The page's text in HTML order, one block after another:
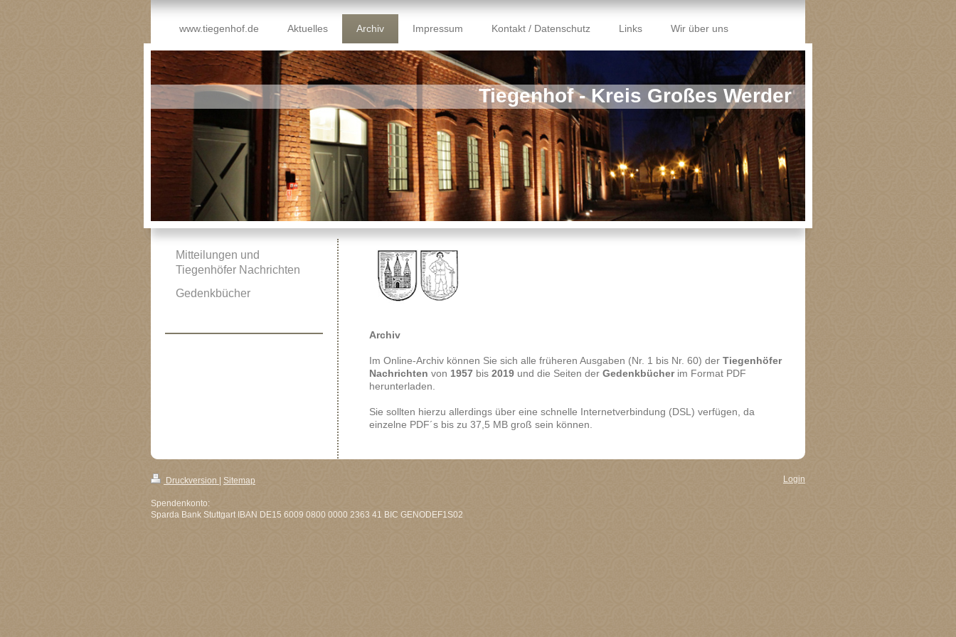
www.tiegenhof.de Aktuelles Archiv Impressum Kontakt / Datenschutz Links Wir über uns
Tiegenhof - Kreis Großes Werder
Archiv
Im Online-Archiv können Sie sich alle früheren Ausgaben (Nr. 1 bis Nr. 60) derTiegenhöfer
Nachrichten von 1957 bis2019 und die Seiten derGedenkbücherim Format PDF
herunterladen.
Sie sollten hierzu allerdings über eine schnelle Internetverbindung (DSL) verfügen, da
einzelne PDF´s bis zu 37,5 MB groß sein können.
Mitteilungen und
Tiegenhöfer Nachrichten
Gedenkbücher
Druckversion | Sitemap
Spendenkonto:
Sparda Bank Stuttgart IBAN DE15 6009 0800 0000 2363 41 BIC GENODEF1S02
Login